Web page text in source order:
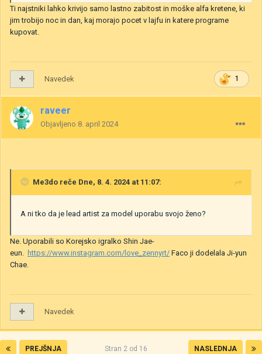
Ti najstniki lahko krivijo samo lastno zabitost in moške alfa kretene, ki
jim trobijo noc in dan, kaj morajo pocet v lajfu in katere programe
kupovat.
1
Navedek
raveer
Objavljeno 8. april 2024
Me3do reče Dne, 8. 4. 2024 at 11:07:
A ni tko da je lead artist za model uporabu svojo ženo?
Ne. Uporabili so Korejsko igralko Shin Jae-
eun. https://www.instagram.com/love_zennyrt/ Faco ji dodelala Ji-yun
Chae.
Navedek
PREJŠNJA NASLEDNJA
Stran 2 od 16